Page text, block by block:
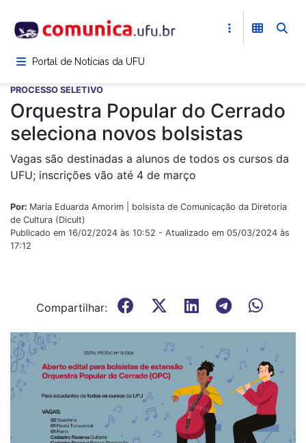
para
conteúdoPortal de Notícias da UFU
PROCESSO SELETIVO
Orquestra Popular do Cerrado
seleciona novos bolsistas
Vagas são destinadas a alunos de todos os cursos da
UFU; inscrições vão até 4 de março
Por: Maria Eduarda Amorim | bolsista de Comunicação da Diretoria
de Cultura (Dicult)
Publicado em 16/02/2024 às 10:52 - Atualizado em 05/03/2024 às
17:12
Compartilhar: